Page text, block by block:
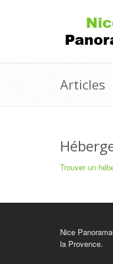
Articles
Trouver un
Nice
la Provence.